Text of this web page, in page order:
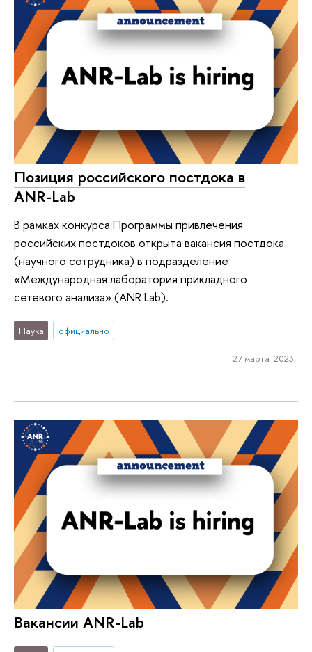
Позиция российского постдока в
ANR-Lab
В рамках конкурса Программы привлечения
российских постдоков открыта вакансия постдока
(научного сотрудника) в подразделение
«Международная лаборатория прикладного
сетевого анализа» (ANR Lab).
Наука официально
27 марта 2023
Вакансии ANR-Lab